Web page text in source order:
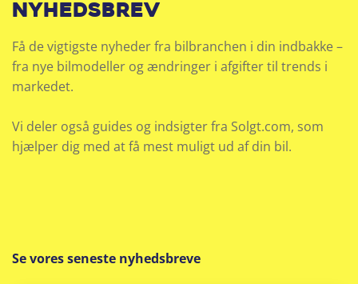
nyhedsbrev
Få de vigtigste nyheder fra bilbranchen i din indbakke –
fra nye bilmodeller og ændringer i afgifter til trends i
markedet.
Vi deler også guides og indsigter fra Solgt.com, som
hjælper dig med at få mest muligt ud af din bil.
Se vores seneste nyhedsbreve